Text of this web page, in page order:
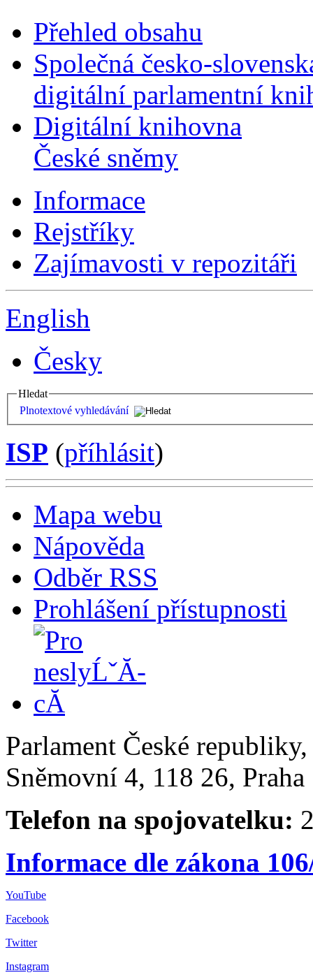
Přehled obsahu
Společná česko-
digitální parlamentní
Digitální knihovna
České sněmy
Informace
Rejstříky
Zajímavosti v repozitáři
English
Česky
Hledat
Plnotextové vyhledávání
ISP (příhlásit)
Mapa webu
Nápověda
Odběr RSS
Prohlášení přístupnosti
Parlament České
Sněmovní 4, 118 26,
Telefon na spojovatelku:
Informace dle zákona
YouTube
Facebook
Twitter
Instagram